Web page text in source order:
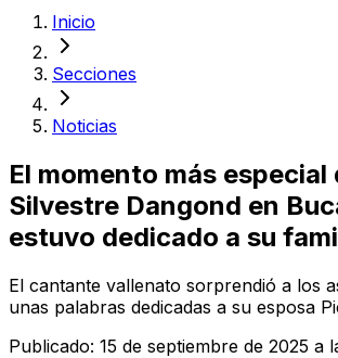
Inicio
Secciones
Noticias
El momento más especial
Silvestre Dangond en
estuvo dedicado a su
El cantante vallenato sorprendió a los
unas palabras dedicadas a su esposa
Publicado: 15 de septiembre de 2025 a